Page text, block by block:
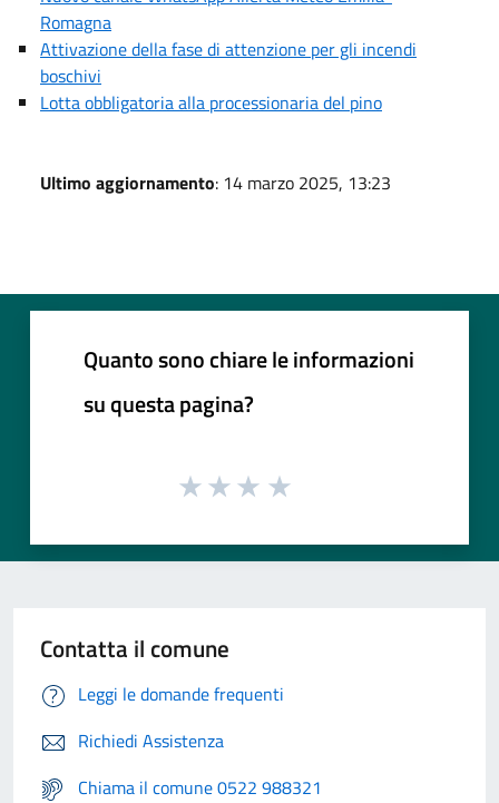
Romagna
Attivazione della fase di attenzione per gli incendi
boschivi
Lotta obbligatoria alla processionaria del pino
Ultimo aggiornamento: 14 marzo 2025, 13:23
Quanto sono chiare le informazioni
su questa pagina?
Contatta il comune
Leggi le domande frequenti
Richiedi Assistenza
Chiama il comune 0522 988321